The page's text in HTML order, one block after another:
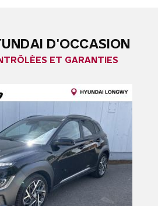
D'OCCASION
ET GARANTIES